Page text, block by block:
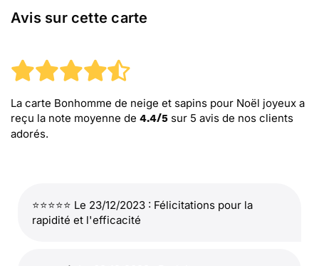
Avis sur cette carte
La carte Bonhomme de neige et sapins pour Noël joyeux a
reçu la note moyenne de 4.4/5 sur 5 avis de nos clients
adorés.
⭐⭐⭐⭐⭐ Le 23/12/2023 : Félicitations pour la
rapidité et l'efficacité